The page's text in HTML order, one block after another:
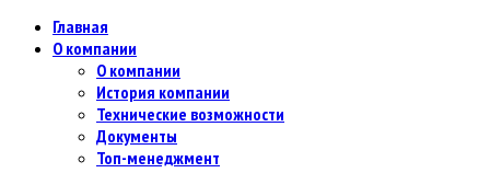
Главная
О компании
О компании
История компании
Технические возможности
Документы
Топ-менеджмент